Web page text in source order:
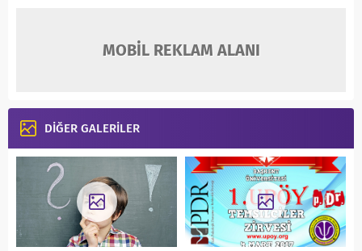
MOBİL REKLAM ALANI
DİĞER GALERİLER